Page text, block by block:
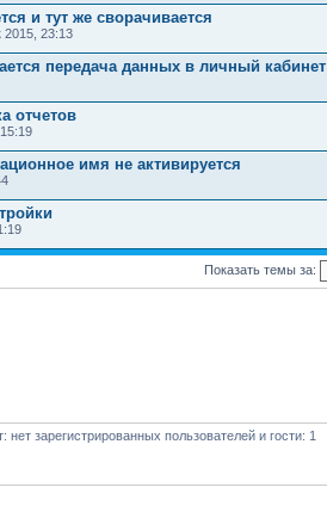
и тут же сворачивается
2015, 23:13
передача данных в личный кабинет
отчетов
имя не активируется
Показать темы за:
зарегистрированных пользователей и гости: 1